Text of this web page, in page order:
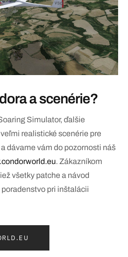
a scenérie?
Simulator, ďalšie
realistické scenérie pre
dávame vám do pozornosti náš
. Zákazníkom
všetky patche a návod
pri inštalácii